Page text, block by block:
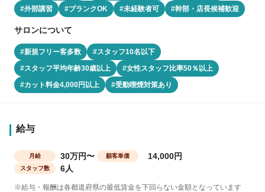
#外部講習
#ブランクOK #未経験者可 #幹部・店長候補歓迎
サロンについて
#新規フリー客多数
#スタッフ10名以下
#スタッフ平均年齢30歳以上
#女性スタッフ比率50％以上
#カット料金4,000円以上
#受動喫煙対策あり
給与
月給 30万円〜 顧客単価 14,000円
スタッフ数 6人
※給与・報酬は各都道府県の最低賃金を下回らない金額となっています